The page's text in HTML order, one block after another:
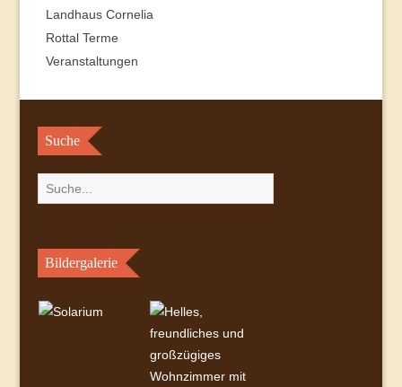
Landhaus Cornelia
Rottal Terme
Veranstaltungen
Suche
Bildergalerie